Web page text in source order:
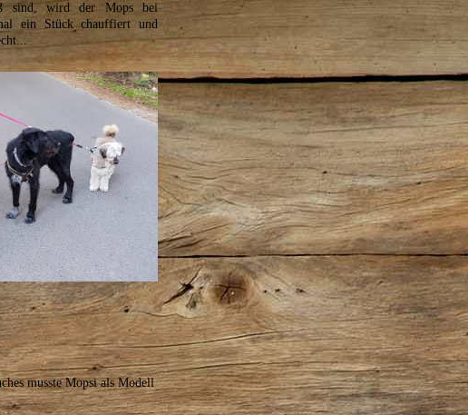
sind, wird der Mops bei
ein Stück chauffiert und
musste Mopsi als Modell